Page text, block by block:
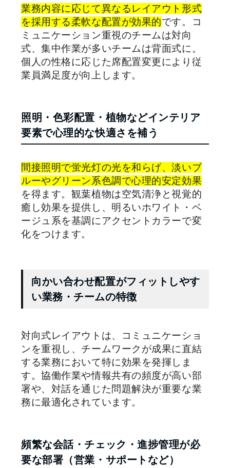
業務内容に応じて異なるレイアウト形式
を採用する柔軟な配置が効果的です。コ
ミュニケーション重視のチームは対向
式、集中作業が多いチームは背面式に。
個人の性格に応じた席配置変更により従
業員満足度が向上します。
照明・色彩配置・植物などインテリア
要素で心理的な快適さを補う
間接照明で蛍光灯の光を和らげ、淡いブ
ルーやグリーン系色調で心理的安定効果
を得ます。観葉植物は空気清浄と視覚的
癒し効果を提供し、明るいホワイト・ベ
ージュ系を基調にアクセントカラーで変
化をつけます。
向かい合わせ配置がフィットしやす
い業務・チームの特徴
対向式レイアウトは、コミュニケーショ
ンを重視し、チームワークが成果に直結
する業務において特に効果を発揮しま
す。協働作業や情報共有の頻度が高い部
署や、対話を通じた問題解決が重要な業
務に最適化されています。
頻繁な会話・チェック・進捗管理が必
要な部署（営業・サポートなど）